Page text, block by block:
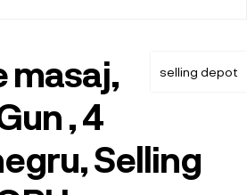
selling depot
masaj,
, 4
Selling